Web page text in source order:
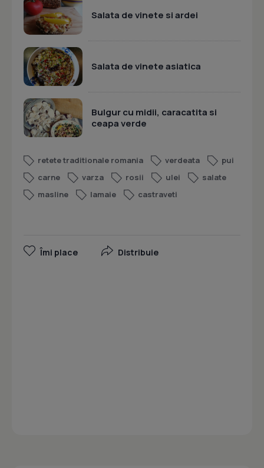
Salata de vinete si ardei
Salata de vinete asiatica
Bulgur cu midii, caracatita si
ceapa verde
retete traditionale romania verdeata
pui
carne
varza rosii ulei
salate
masline
lamaie castraveti
Îmi place Distribuie